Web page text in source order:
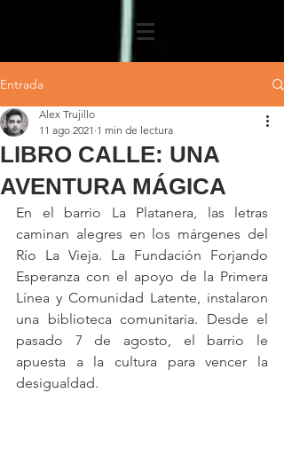
Entrada
LIBRO CALLE: UNA
AVENTURA MÁGICA
Alex Trujillo
11 ago 2021 1 min de lectura
En el barrio La Platanera, las letras
caminan alegres en los márgenes del
Río La Vieja. La Fundación Forjando
Esperanza con el apoyo de la Primera
Línea y Comunidad Latente, instalaron
una biblioteca comunitaria. Desde el
pasado 7 de agosto, el barrio le
apuesta a la cultura para vencer la
desigualdad.